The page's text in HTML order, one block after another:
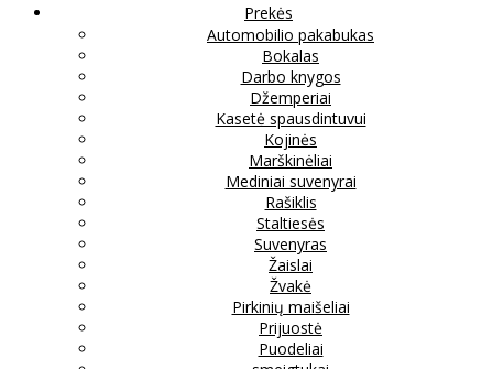
Prekės
Automobilio pakabukas
Bokalas
Darbo knygos
Džemperiai
Kasetė spausdintuvui
Kojinės
Marškinėliai
Mediniai suvenyrai
Rašiklis
Staltiesės
Suvenyras
Žaislai
Žvakė
Pirkinių maišeliai
Prijuostė
Puodeliai